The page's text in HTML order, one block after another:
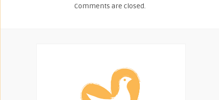
Comments are closed.